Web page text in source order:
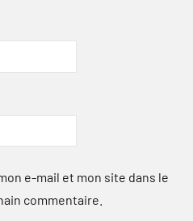
e-mail et mon site dans le
commentaire.